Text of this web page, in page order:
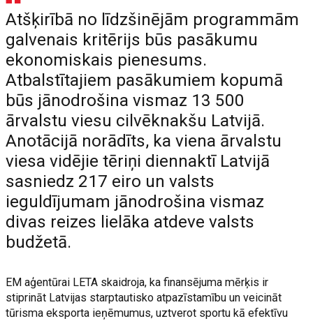
Atšķirībā no līdzšinējām programmām
galvenais kritērijs būs pasākumu
ekonomiskais pienesums.
Atbalstītajiem pasākumiem kopumā
būs jānodrošina vismaz 13 500
ārvalstu viesu cilvēknakšu Latvijā.
Anotācijā norādīts, ka viena ārvalstu
viesa vidējie tēriņi diennaktī Latvijā
sasniedz 217 eiro un valsts
ieguldījumam jānodrošina vismaz
divas reizes lielāka atdeve valsts
budžetā.
EM aģentūrai LETA skaidroja, ka finansējuma mērķis ir
stiprināt Latvijas starptautisko atpazīstamību un veicināt
tūrisma eksporta ieņēmumus, uztverot sportu kā efektīvu